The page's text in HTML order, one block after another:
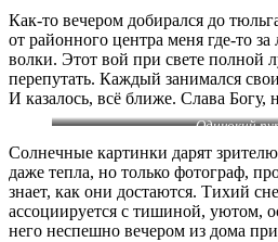
Как-то вечером добирался до
от районного центра меня где-то
волки. Этот вой при свете полной
перепутать. Каждый занимался
И казалось, всё ближе. Слава Богу,
Одинокий
Солнечные картинки дарят
даже тепла, но только фотограф,
знает, как они достаются. Тихий
ассоциируется с тишиной, уютом,
него неспешно вечером из дома